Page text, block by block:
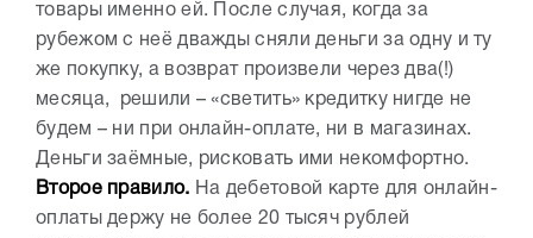
товары именно ей. После случая, когда за
рубежом с неё дважды сняли деньги за одну и ту
же покупку, а возврат произвели через два(!)
месяца, решили – «светить» кредитку нигде не
будем – ни при онлайн-оплате, ни в магазинах.
Деньги заёмные, рисковать ими некомфортно.
Второе правило. На дебетовой карте для онлайн-
оплаты держу не более 20 тысяч рублей